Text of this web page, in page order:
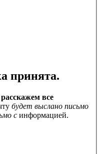
принята.
все
будет выслано письмо
с информацией.